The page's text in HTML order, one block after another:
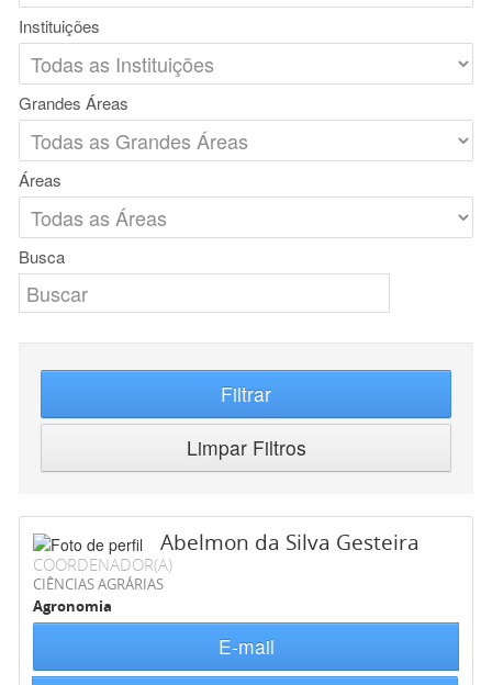
Instituições
Grandes Áreas
Áreas
Busca
Filtrar
Limpar Filtros
Abelmon da Silva Gesteira
COORDENADOR(A)
CIÊNCIAS AGRÁRIAS
Agronomia
E-mail